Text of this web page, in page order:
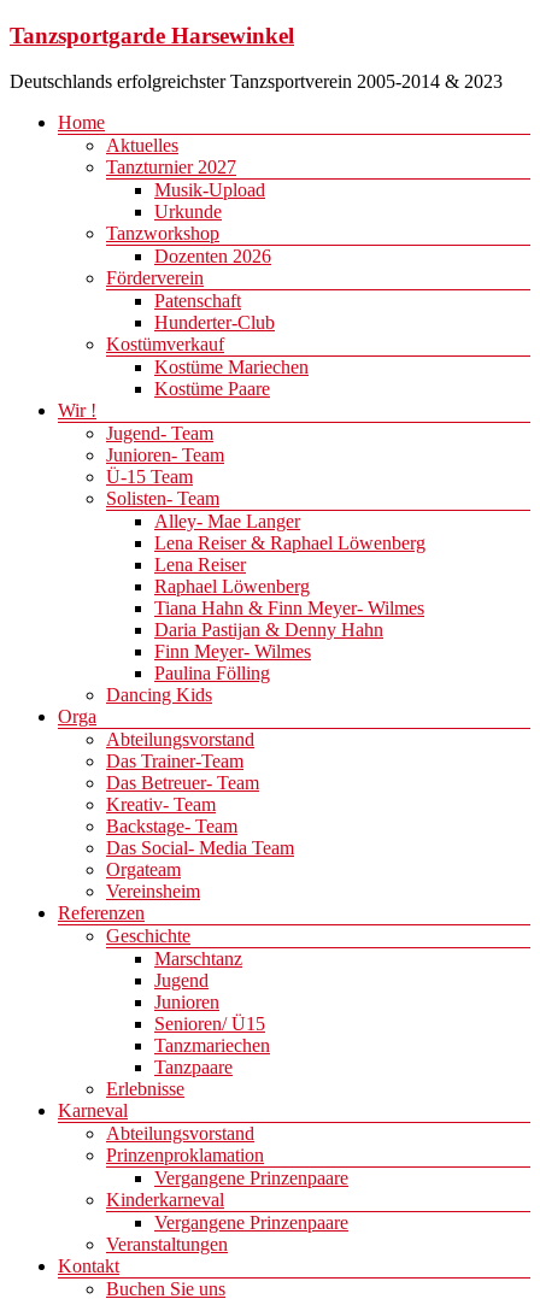
Zum
springen
Tanzsportgarde Harsewinkel
Deutschlands erfolgreichster Tanzsportverein 2005-2014 & 2023
Menü
Home
Aktuelles
Tanzturnier 2027
Musik-Upload
Urkunde
Tanzworkshop
Dozenten 2026
Förderverein
Patenschaft
Hunderter-Club
Kostümverkauf
Kostüme Mariechen
Kostüme Paare
Wir !
Jugend- Team
Junioren- Team
Ü-15 Team
Solisten- Team
Alley- Mae Langer
Lena Reiser & Raphael Löwenberg
Lena Reiser
Raphael Löwenberg
Tiana Hahn & Finn Meyer- Wilmes
Daria Pastijan & Denny Hahn
Finn Meyer- Wilmes
Paulina Fölling
Dancing Kids
Orga
Abteilungsvorstand
Das Trainer-Team
Das Betreuer- Team
Kreativ- Team
Backstage- Team
Das Social- Media Team
Orgateam
Vereinsheim
Referenzen
Geschichte
Marschtanz
Jugend
Junioren
Senioren/ Ü15
Tanzmariechen
Tanzpaare
Erlebnisse
Karneval
Abteilungsvorstand
Prinzenproklamation
Vergangene Prinzenpaare
Kinderkarneval
Vergangene Prinzenpaare
Veranstaltungen
Kontakt
Buchen Sie uns